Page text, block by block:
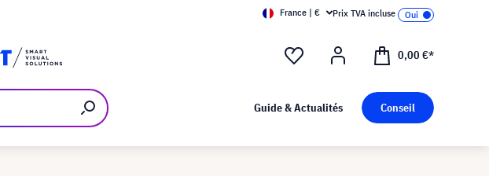
France | € Prix TVA incluse
0,00 €*
Guide & Actualités Conseil